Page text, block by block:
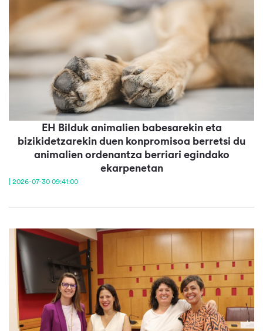
EH Bilduk animalien babesarekin eta
bizikidetzarekin duen konpromisoa berretsi du
animalien ordenantza berriari egindako
ekarpenetan
| 2026-07-30 09:41:00